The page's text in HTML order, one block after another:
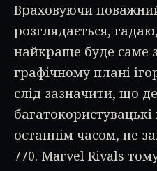
Враховуючи
розглядається,
найкраще буде саме
графічному плані
слід зазначити, що
останнім часом, не
770. Marvel Rivals